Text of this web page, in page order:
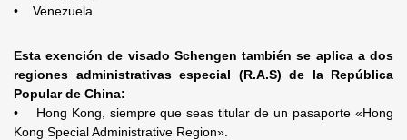
• Venezuela
Esta exención de visado Schengen también se aplica a dos
regiones administrativas especial (R.A.S) de la República
Popular de China:
• Hong Kong, siempre que seas titular de un pasaporte «Hong
Kong Special Administrative Region».